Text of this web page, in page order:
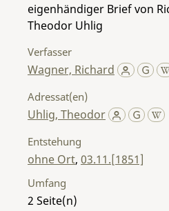
eigenhändiger Brief von
Theodor Uhlig
Verfasser
Wagner, Richard
Adressat(en)
Uhlig, Theodor
Entstehung
ohne Ort, 03.11.[1851]
Umfang
2